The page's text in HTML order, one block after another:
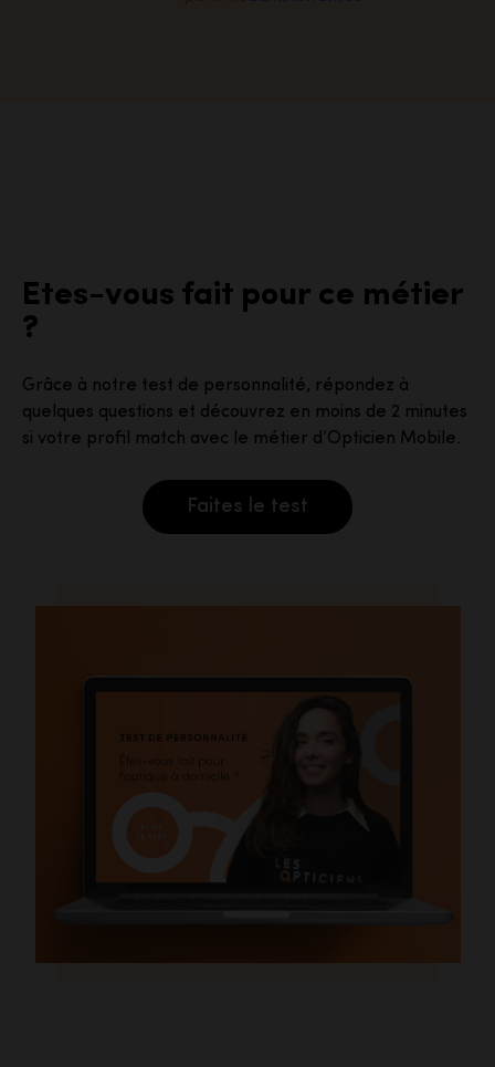
Etes-vous fait pour ce métier
?
Grâce à notre test de personnalité, répondez à
quelques questions et découvrez en moins de 2 minutes
si votre profil match avec le métier d’Opticien Mobile.
Faites le test